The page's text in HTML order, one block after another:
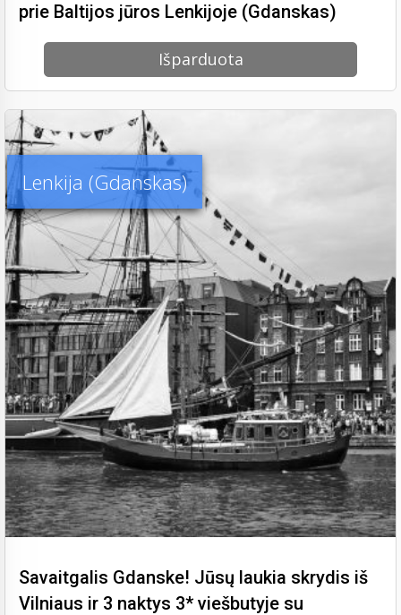
prie Baltijos jūros Lenkijoje (Gdanskas)
Išparduota
Lenkija (Gdanskas)
Savaitgalis Gdanske! Jūsų laukia skrydis iš
Vilniaus ir 3 naktys 3* viešbutyje su